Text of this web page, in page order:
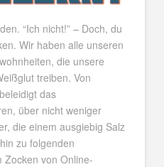
“Ich nicht!” – Doch, du
Wir haben alle unseren
die unsere
treiben. Von
das
über nicht weniger
die einem ausgiebig Salz
zu folgenden
Zocken von Online-